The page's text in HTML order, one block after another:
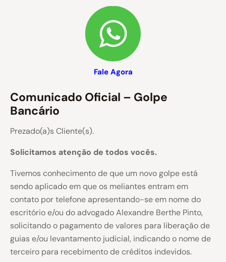
Fale Agora
Comunicado Oficial – Golpe
Bancário
Prezado(a)s Cliente(s).
Solicitamos atenção de todos vocês.
Tivemos conhecimento de que um novo golpe está
sendo aplicado em que os meliantes entram em
contato por telefone apresentando-se em nome do
escritório e/ou do advogado Alexandre Berthe Pinto,
solicitando o pagamento de valores para liberação de
guias e/ou levantamento judicial, indicando o nome de
terceiro para recebimento de créditos indevidos.